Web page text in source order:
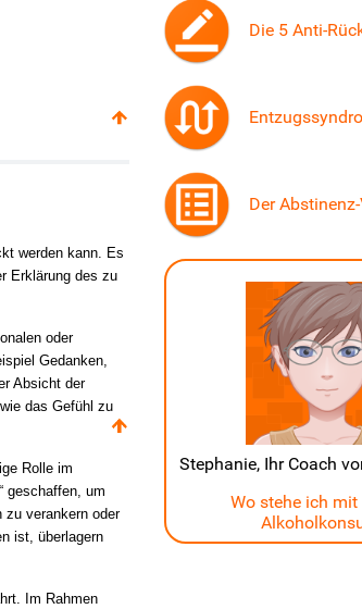
werden kann. Es
Erklärung des zu
oder
Gedanken,
Absicht der
das Gefühl zu
Rolle im
geschaffen, um
zu verankern oder
ist, überlagern
Im Rahmen
Die 5 Anti-
Der
Stephanie, Ihr Coach
Wo stehe ich mit